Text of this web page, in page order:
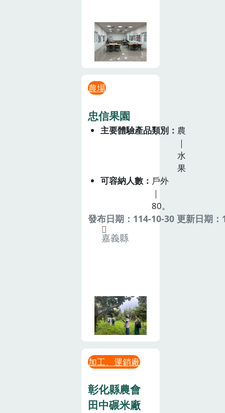
農場
忠信果園
主要體驗產品類別
農
｜
水
果
可容納人數
戶外
｜
80。
發布日期：114-10-30 更新日期
嘉義縣
加工、運銷廠
彰化縣農會
田中碾米廠